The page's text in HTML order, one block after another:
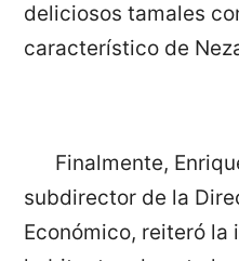
deliciosos tamales
característico de
Finalmente,
subdirector de la
Económico, reiteró